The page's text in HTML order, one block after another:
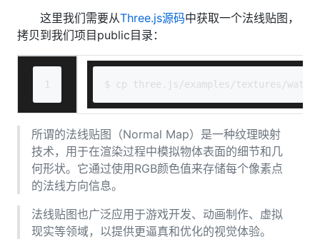
这里我们需要从Three.js源码中获取一个法线贴图，
拷贝到我们项目public目录：
1 $ cp three.js/examples/textures/
所谓的法线贴图（Normal Map）是一种纹理映射
技术，用于在渲染过程中模拟物体表面的细节和几
何形状。它通过使用RGB颜色值来存储每个像素点
的法线方向信息。
法线贴图也广泛应用于游戏开发、动画制作、虚拟
现实等领域，以提供更逼真和优化的视觉体验。